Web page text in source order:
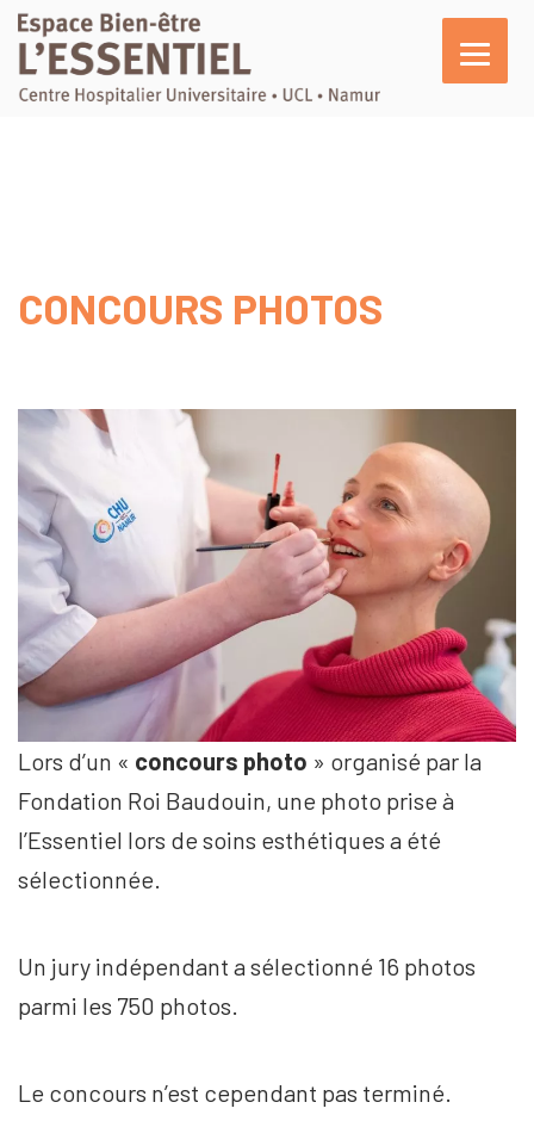
CONCOURS PHOTOS
Lors d’un « concours photo » organisé par la
Fondation Roi Baudouin, une photo prise à
l’Essentiel lors de soins esthétiques a été
sélectionnée.
Un jury indépendant a sélectionné 16 photos
parmi les 750 photos.
Le concours n’est cependant pas terminé.
Actualités
Nous soutenir